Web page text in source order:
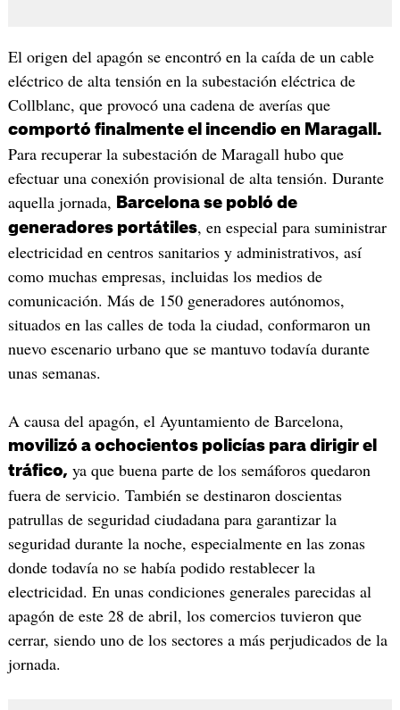
El origen del apagón se encontró en la caída de un cable
eléctrico de alta tensión en la subestación eléctrica de
Collblanc, que provocó una cadena de averías que
comportó finalmente el incendio en Maragall.
Para recuperar la subestación de Maragall hubo que
efectuar una conexión provisional de alta tensión. Durante
aquella jornada, Barcelona se pobló de
generadores portátiles, en especial para suministrar
electricidad en centros sanitarios y administrativos, así
como muchas empresas, incluidas los medios de
comunicación. Más de 150 generadores autónomos,
situados en las calles de toda la ciudad, conformaron un
nuevo escenario urbano que se mantuvo todavía durante
unas semanas.
A causa del apagón, el Ayuntamiento de Barcelona,
movilizó a ochocientos policías para dirigir el
tráfico, ya que buena parte de los semáforos quedaron
fuera de servicio. También se destinaron doscientas
patrullas de seguridad ciudadana para garantizar la
seguridad durante la noche, especialmente en las zonas
donde todavía no se había podido restablecer la
electricidad. En unas condiciones generales parecidas al
apagón de este 28 de abril, los comercios tuvieron que
cerrar, siendo uno de los sectores a más perjudicados de la
jornada.